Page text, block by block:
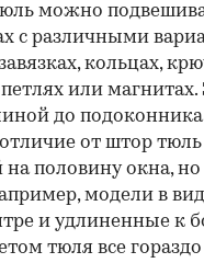
можно
с различными
кольцах,
или магнитах.
до
от штор
половину окна, но
модели в
и удлиненные к
тюля все